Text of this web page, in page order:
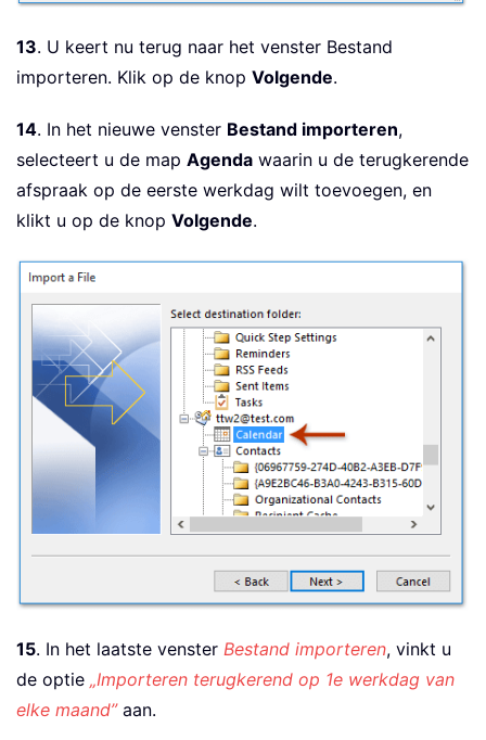
13. U keert nu terug naar het venster Bestand
importeren. Klik op de knop Volgende.
14. In het nieuwe venster Bestand importeren,
selecteert u de map Agenda waarin u de terugkerende
afspraak op de eerste werkdag wilt toevoegen, en
klikt u op de knop Volgende.
15. In het laatste venster Bestand importeren, vinkt u
de optie „Importeren terugkerend op 1e werkdag van
elke maand”aan.